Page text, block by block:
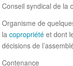
Conseil syndical de la
Organisme de
la copropriété et dont
décisions de
Contenance